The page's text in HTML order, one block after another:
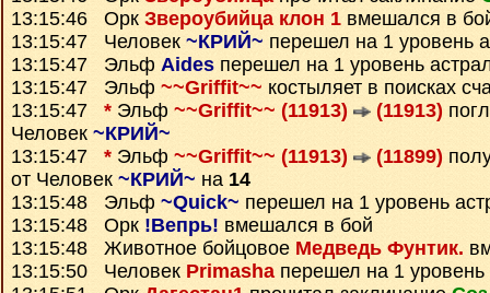
13:15:46 Орк Звероубийца клон 1 вмешался в
13:15:47 Человек ~КРИЙ~ перешел на 1 уровень
13:15:47 Эльф Aides перешел на 1 уровень
13:15:47 Эльф ~~Griffit~~ костыляет в поисках
13:15:47 * Эльф ~~Griffit~~ (11913) (11913)
Человек ~КРИЙ~
13:15:47 * Эльф ~~Griffit~~ (11913) (11899)
от Человек ~КРИЙ~ на 14
13:15:48 Эльф ~Quick~ перешел на 1 уровень
13:15:48 Орк !Вепрь! вмешался в бой
13:15:48 Животное бойцовое Медведь Фунтик.
13:15:50 Человек Primashaперешел на 1 уровень